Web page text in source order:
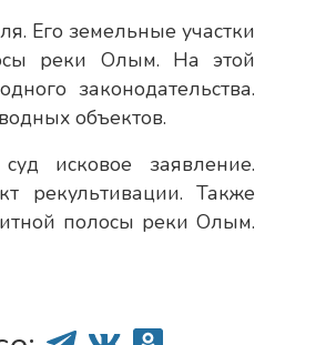
Его земельные участки
реки Олым. На этой
законодательства.
объектов.
исковое заявление.
рекультивации. Также
полосы реки Олым.